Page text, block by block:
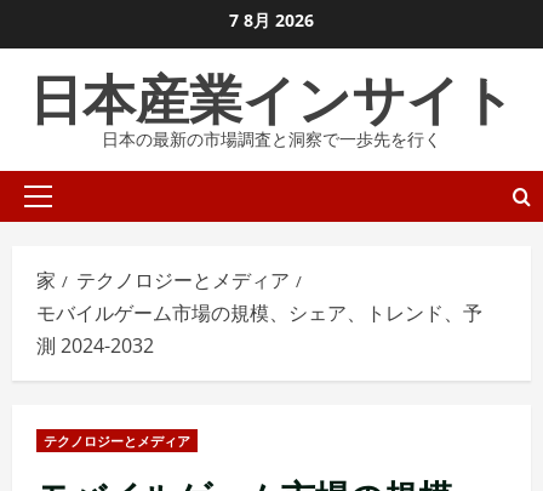
ン
に
ま
7 8月 2026
日本産業インサイト
日本の最新の市場調査と洞察で一歩先を行く
プ
イ
メ
ー
家
テクノロジーとメディア
モバイルゲーム市場の規模、シェア、トレンド、予
測 2024-2032
テクノロジーとメディア